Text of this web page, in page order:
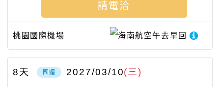
桃園國際機場 海南航空午去早回
請電洽
團體 2027/03/10(三)
8天